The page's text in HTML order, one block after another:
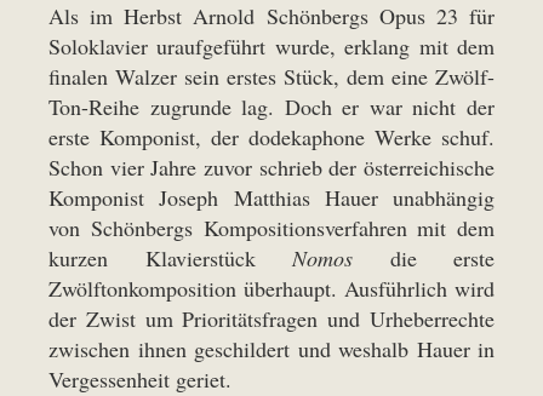
Als im Herbst Arnold Schönbergs Opus 23 für
Soloklavier uraufgeführt wurde, erklang mit dem
finalen Walzer sein erstes Stück, dem eine Zwölf-
Ton-Reihe zugrunde lag. Doch er war nicht der
erste Komponist, der dodekaphone Werke schuf.
Schon vier Jahre zuvor schrieb der österreichische
Komponist Joseph Matthias Hauer unabhängig
von Schönbergs Kompositionsverfahren mit dem
kurzen Klavierstück Nomos die erste
Zwölftonkomposition überhaupt. Ausführlich wird
der Zwist um Prioritätsfragen und Urheberrechte
zwischen ihnen geschildert und weshalb Hauer in
Vergessenheit geriet.